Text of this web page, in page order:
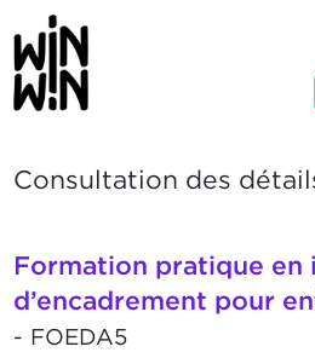
Consultation des
Formation pratique en
d’encadrement pour
- FOEDA5